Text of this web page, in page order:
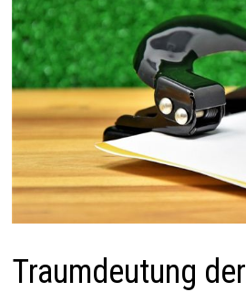
Traumdeutung der